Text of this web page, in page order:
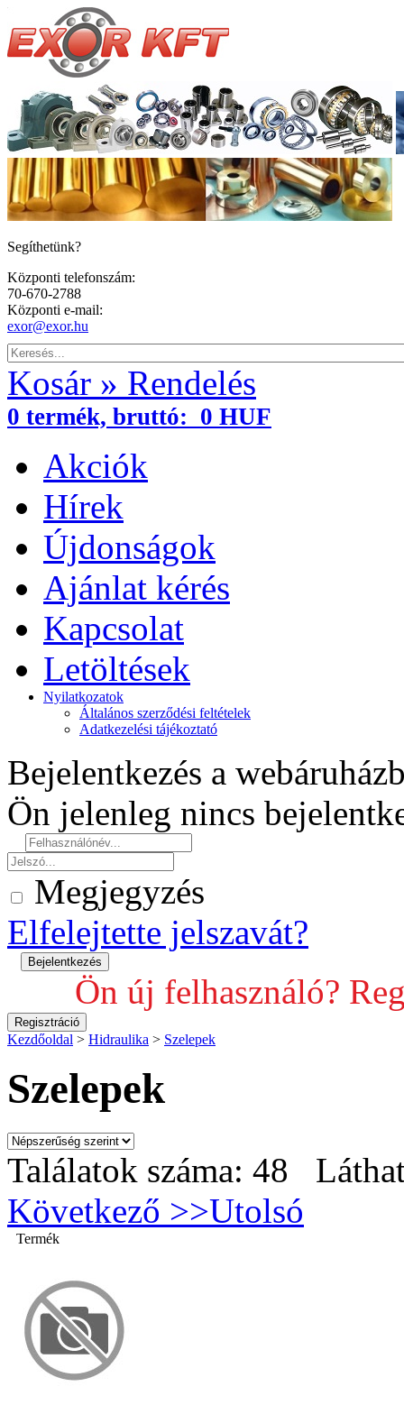
Segíthetünk?
Központi telefonszám:
70-670-2788
Központi e-mail:
exor@exor.hu
Kosár » Rendelés
0 termék, bruttó: 0 HUF
Akciók
Hírek
Újdonságok
Ajánlat kérés
Kapcsolat
Letöltések
Nyilatkozatok
Általános szerződési feltételek
Adatkezelési tájékoztató
Bejelentkezés a
Ön jelenleg nincs
Megjegyzés
Elfelejtette jelszavát?
Ön új felhasználó?
Kezdőoldal > Hidraulika > Szelepek
Szelepek
Találatok száma: 48
Következő >>Utolsó
Termék